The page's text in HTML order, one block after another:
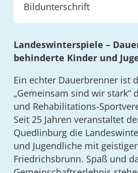
Bildunterschrift
Landeswinterspiele –
behinderte Kinder und
Ein echter Dauerbrenner ist
„Gemeinsam sind wir stark“
und Rehabilitations-
Seit 25 Jahren veranstaltet
Quedlinburg die
und Jugendliche mit
Friedrichsbrunn. Spaß und